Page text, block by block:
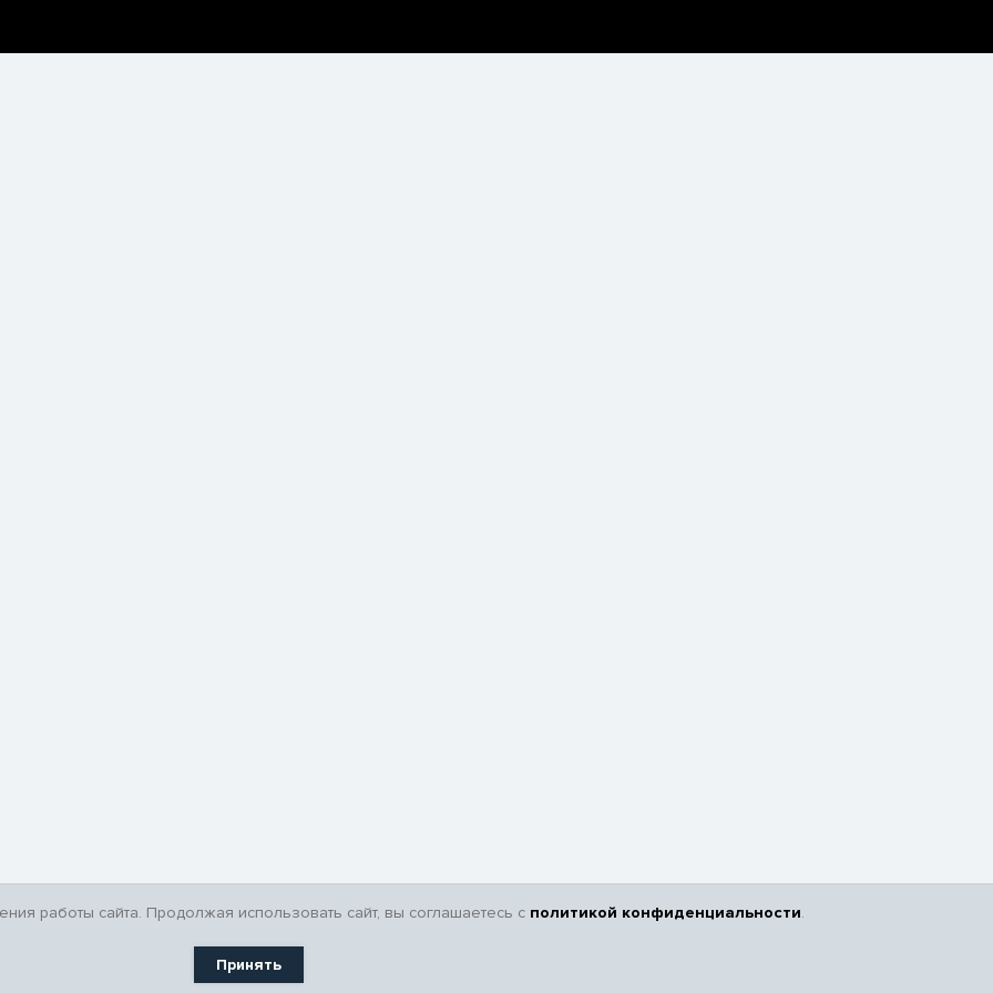
работы сайта. Продолжая использовать сайт, вы соглашаетесь с политикой конфиденциальности.
Принять